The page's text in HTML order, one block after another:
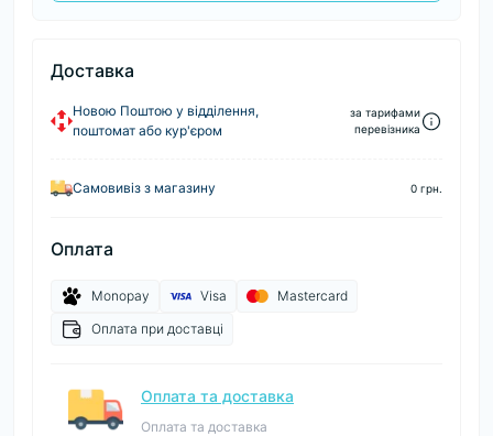
Доставка
Новою Поштою у відділення,
поштомат або кур'єром
за тарифами
перевізника
Самовивіз з магазину 0 грн.
Оплата
Monopay Visa
Mastercard
Оплата при доставці
Оплата та доставка
Оплата та доставка